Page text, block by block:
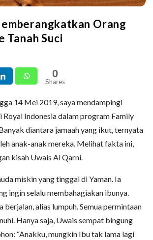
Orang
Tanah Suci
0
Shares
14 Mei 2019, saya mendampingi
Royal Indonesia dalam program Family
diantara jamaah yang ikut, ternyata
anak-anak mereka. Melihat fakta ini,
kisah Uwais Al Qarni.
miskin yang tinggal di Yaman. Ia
ingin selalu membahagiakan ibunya.
berjalan, alias lumpuh. Semua permintaan
Hanya saja, Uwais sempat bingung
“Anakku, mungkin Ibu tak lama lagi